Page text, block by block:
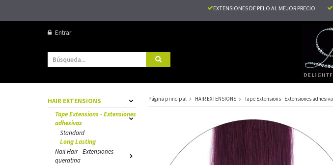
EXTENSIONES DE PELO AL MEJOR PRECIO
Entrar
HAIR EXTENSIONS
Tape Extensions - Extensiones
adhesivas
Standard
Long Lasting
Nail Hair - Extensiones
queratina
Página principal HAIR EXTENSIONS Tape Extensions - Extensiones